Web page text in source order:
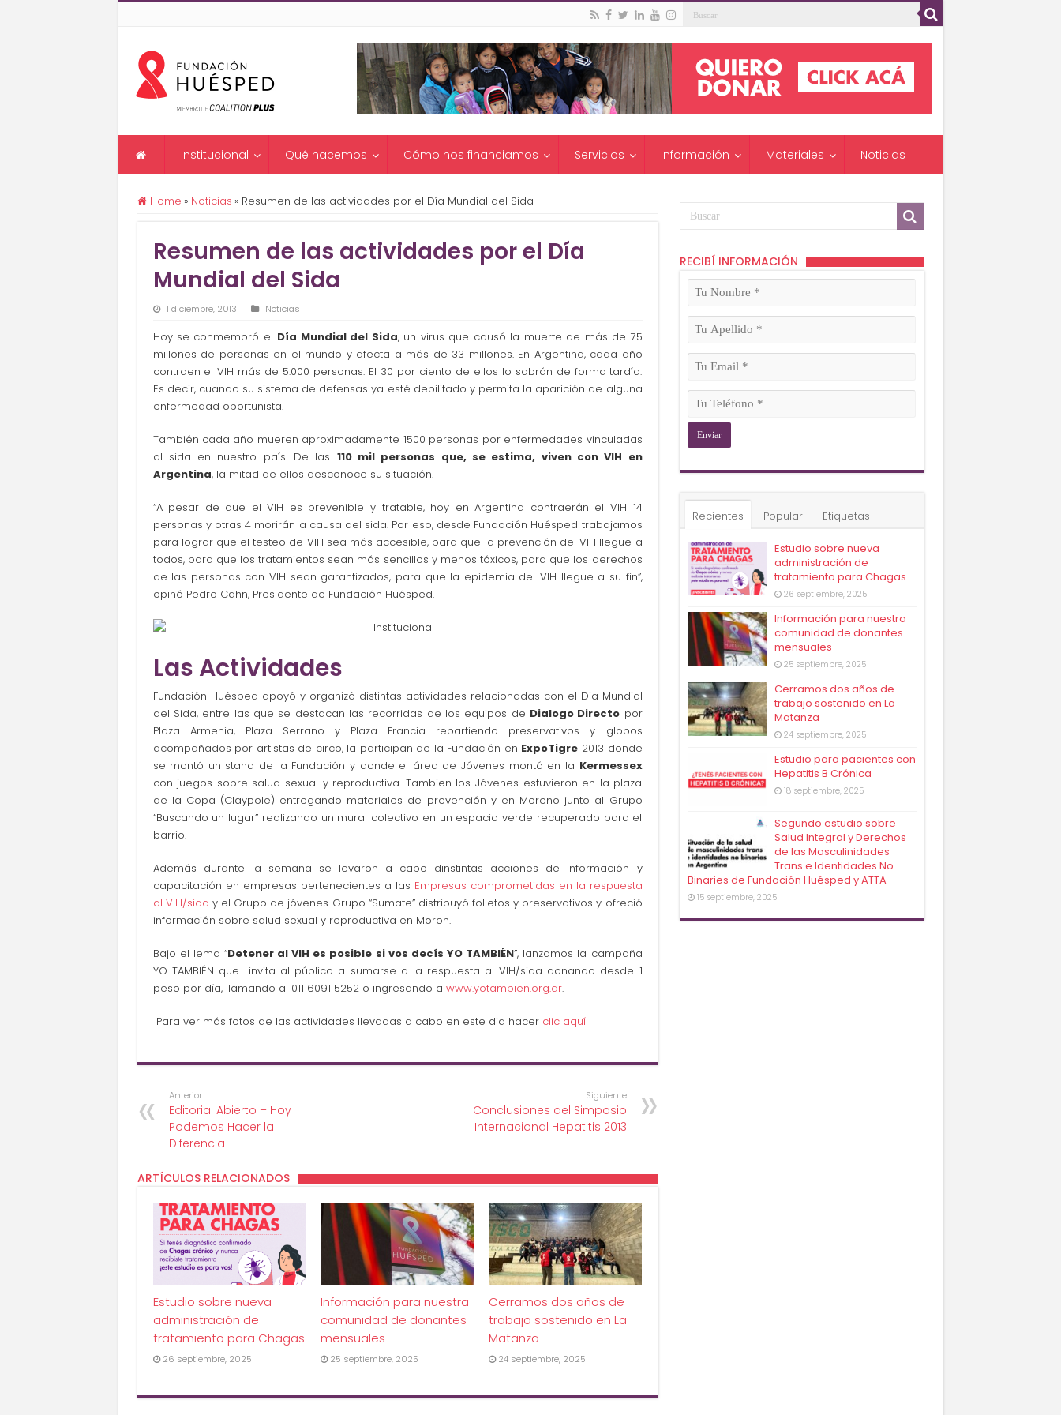
Institucional Qué hacemos Cómo nos financiamos Servicios Información Materiales Noticias
Home » Noticias » Resumen de las actividades por el Día Mundial del Sida
Resumen de las actividades por el Día
Mundial del Sida
1 diciembre, 2013 Noticias
Hoy se conmemoró el Día Mundial del Sida, un virus que causó la muerte de más de 75
millones de personas en el mundo y afecta a más de 33 millones. En Argentina, cada año
contraen el VIH más de 5.000 personas. El 30 por ciento de ellos lo sabrán de forma tardía.
Es decir, cuando su sistema de defensas ya esté debilitado y permita la aparición de alguna
enfermedad oportunista.
También cada año mueren aproximadamente 1500 personas por enfermedades vinculadas
al sida en nuestro país. De las 110 mil personas que, se estima, viven con VIH en
Argentina, la mitad de ellos desconoce su situación.
“A pesar de que el VIH es prevenible y tratable, hoy en Argentina contraerán el VIH 14
personas y otras 4 morirán a causa del sida. Por eso, desde Fundación Huésped trabajamos
para lograr que el testeo de VIH sea más accesible, para que la prevención del VIH llegue a
todos, para que los tratamientos sean más sencillos y menos tóxicos, para que los derechos
de las personas con VIH sean garantizados, para que la epidemia del VIH llegue a su fin”,
opinó Pedro Cahn, Presidente de Fundación Huésped.
Las Actividades
Fundación Huésped apoyó y organizó distintas actividades relacionadas con el Dia Mundial
del Sida, entre las que se destacan las recorridas de los equipos de Dialogo Directo por
Plaza Armenia, Plaza Serrano y Plaza Francia repartiendo preservativos y globos
acompañados por artistas de circo, la participan de la Fundación en ExpoTigre 2013 donde
se montó un stand de la Fundación y donde el área de Jóvenes montó en la Kermessex
con juegos sobre salud sexual y reproductiva. Tambien los Jóvenes estuvieron en la plaza
de la Copa (Claypole) entregando materiales de prevención y en Moreno junto al Grupo
“Buscando un lugar” realizando un mural colectivo en un espacio verde recuperado para el
barrio.
Además durante la semana se levaron a cabo dinstintas acciones de información y
capacitación en empresas pertenecientes a las Empresas comprometidas en la respuesta
al VIH/sida y el Grupo de jóvenes Grupo “Sumate” distribuyó folletos y preservativos y ofreció
información sobre salud sexual y reproductiva en Moron.
Bajo el lema “Detener al VIH es posible si vos decís YO TAMBIÉN”, lanzamos la campaña
YO TAMBIÉN que invita al público a sumarse a la respuesta al VIH/sida donando desde 1
peso por día, llamando al 011 6091 5252 o ingresando a www.yotambien.org.ar.
Para ver más fotos de las actividades llevadas a cabo en este dia hacer clic aquí
Anterior
Editorial Abierto – Hoy
Podemos Hacer la
Diferencia
Siguiente
Conclusiones del Simposio
Internacional Hepatitis 2013
ARTÍCULOS RELACIONADOS
Estudio sobre nueva
administración de
tratamiento para Chagas
26 septiembre, 2025
Información para nuestra
comunidad de donantes
mensuales
25 septiembre, 2025
Cerramos dos años de
trabajo sostenido en La
Matanza
24 septiembre, 2025
RECIBÍ INFORMACIÓN
Tu
(Obligatorio)
Tu
Apellido
(Obligatorio)
Tu
(Obligatorio)
Tu
(Obligatorio)
Recientes Popular Etiquetas
Estudio sobre nueva
administración de
tratamiento para Chagas
26 septiembre, 2025
Información para nuestra
comunidad de donantes
mensuales
25 septiembre, 2025
Cerramos dos años de
trabajo sostenido en La
Matanza
24 septiembre, 2025
Estudio para pacientes con
Hepatitis B Crónica
18 septiembre, 2025
Segundo estudio sobre
Salud Integral y Derechos
de las Masculinidades
Trans e Identidades No
Binaries de Fundación Huésped y ATTA
15 septiembre, 2025